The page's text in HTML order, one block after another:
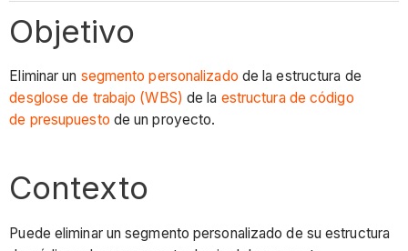
Objetivo
Eliminar un segmento personalizado de la estructura de
desglose de trabajo (WBS) de la estructura de código
de presupuesto de un proyecto.
Contexto
Puede eliminar un segmento personalizado de su estructura